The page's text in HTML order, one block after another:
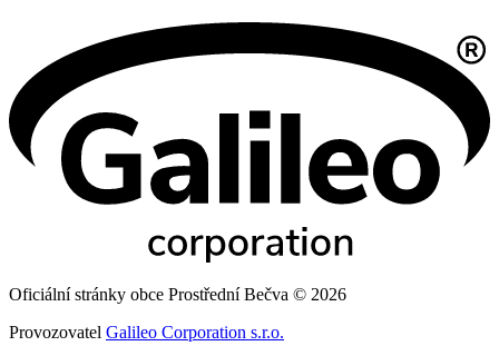
Oficiální stránky obce Prostřední Bečva © 2026
Provozovatel Galileo Corporation s.r.o.